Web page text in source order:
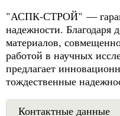
"АСПК-СТРОЙ" —
надежности. Благодаря
материалов,
работой в научных
предлагает
тождественные
Контактные данные